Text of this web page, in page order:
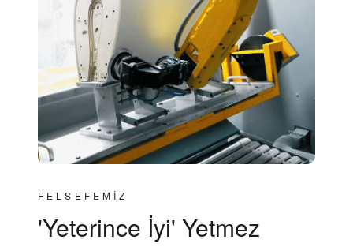
FELSEFEMİZ
'Yeterince İyi' Yetmez